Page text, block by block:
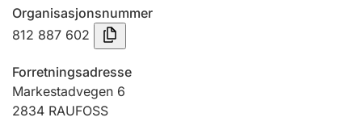
Tinglysing
Jeger
Organisasjonsnummer
812 887 602
Forretningsadresse
Markestadvegen 6
2834 RAUFOSS